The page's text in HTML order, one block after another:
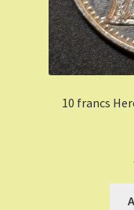
10 francs